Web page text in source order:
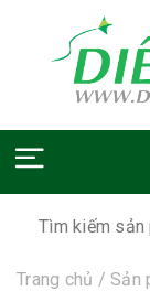
Trang chủ / Sản